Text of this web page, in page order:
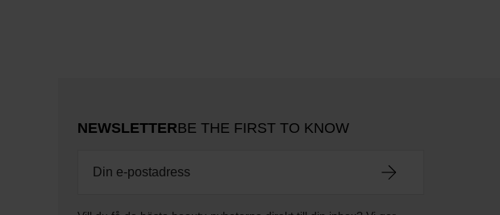
NEWSLETTERBE THE FIRST TO KNOW